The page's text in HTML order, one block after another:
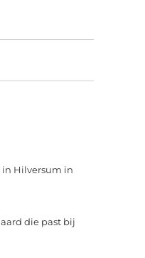
Hilversum in
die past bij